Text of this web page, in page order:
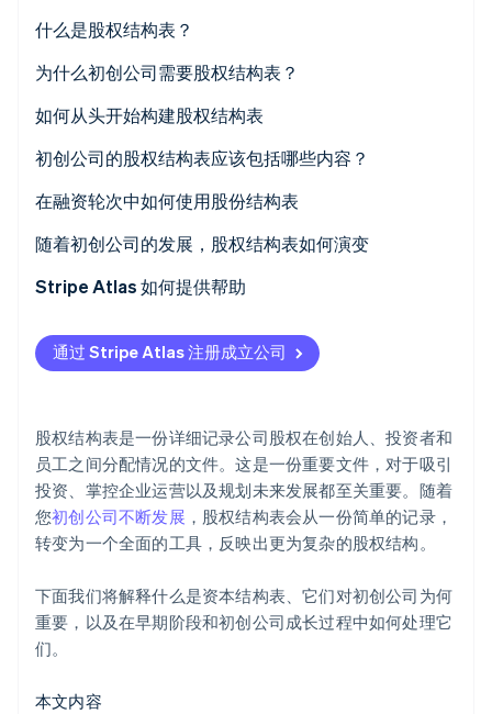
了解 Stripe 如何为 AI 构建经济基础设施。
什么是股权结构表？
为什么初创公司需要股权结构表？
如何从头开始构建股权结构表
1. 创建电子表格
2. 输入所有权信息
3. 计算已发行股份总数
4. 定期更新
初创公司的股权结构表应该包括哪些内容？
股东信息
净值类型
股数
股权比例
估值信息
稀释信息
优先股条款
员工持股计划
可转换债券或简单未来股权协议 (SAFE)
股份类别
在融资轮次中如何使用股份结构表
1. 确定您的投前和投后估值
2. 模拟不同融资方案下的稀释和所有权
3. 概述优先股和投资者保护条款
4. 使用股权结构表支持投资者谈判
6. 为未来的融资轮次做准备
7. 监控关键指标，例如稀释、期权池变动和估值
随着初创公司的发展，股权结构表如何演变
从创始人所有权阶段开始
增加员工持股计划（ESOP）
在早期种子轮引入优先股
在 A 轮及以后的融资轮中管理多个股票类别
反映因兼并、收购或二级销售而产生的所有权变更
保持对后期增长的完全稀释视图
Stripe Atlas 如何提供帮助
申请使用 Atlas
在获取雇主识别号 (EIN) 前开通收款和银行服务
自动提交 83(b) 税务选择
全球顶尖水准的公司法律文件
Stripe Payments 服务首年免费，更享价值 5 万美元的
通过 Stripe Atlas 注册成立公司
股权结构表是一份详细记录公司股权在创始人、投资者和
员工之间分配情况的文件。这是一份重要文件，对于吸引
投资、掌控企业运营以及规划未来发展都至关重要。随着
您初创公司不断发展 ，股权结构表会从一份简单的记录，
转变为一个全面的工具，反映出更为复杂的股权结构。
下面我们将解释什么是资本结构表、它们对初创公司为何
重要，以及在早期阶段和初创公司成长过程中如何处理它
们。
本文内容